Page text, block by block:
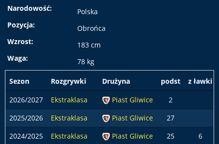
Narodowość:
Polska
Pozycja:
Obrońca
Wzrost:
183 cm
Waga:
78 kg
Sezon Rozgrywki Drużyna podst
z ławki
2026/2027
Ekstraklasa Piast Gliwice
2
2025/2026
Ekstraklasa Piast Gliwice
27
2024/2025
Ekstraklasa Piast Gliwice 25
6